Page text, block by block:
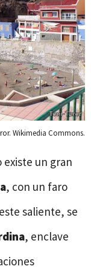
Wikimedia Commons.
un gran
, con un faro
saliente, se
, enclave